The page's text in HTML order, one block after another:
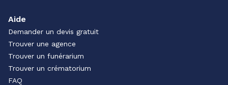
Aide
Demander un devis gratuit
Trouver une agence
Trouver un funérarium
Trouver un crématorium
FAQ